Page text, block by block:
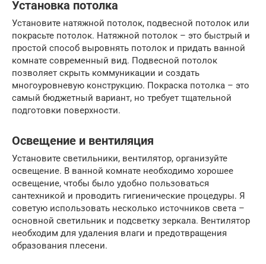
Установка потолка
Установите натяжной потолок, подвесной потолок или
покрасьте потолок. Натяжной потолок – это быстрый и
простой способ выровнять потолок и придать ванной
комнате современный вид. Подвесной потолок
позволяет скрыть коммуникации и создать
многоуровневую конструкцию. Покраска потолка – это
самый бюджетный вариант, но требует тщательной
подготовки поверхности.
Освещение и вентиляция
Установите светильники, вентилятор, организуйте
освещение. В ванной комнате необходимо хорошее
освещение, чтобы было удобно пользоваться
сантехникой и проводить гигиенические процедуры. Я
советую использовать несколько источников света –
основной светильник и подсветку зеркала. Вентилятор
необходим для удаления влаги и предотвращения
образования плесени.